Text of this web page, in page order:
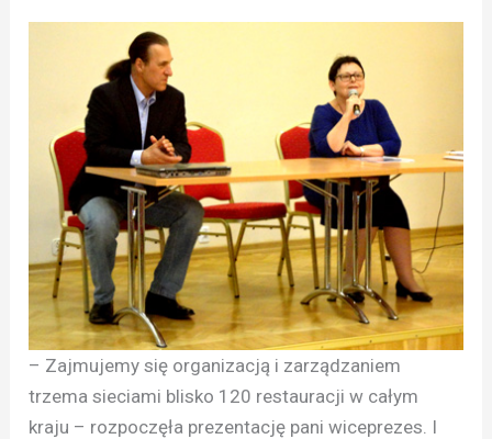
– Zajmujemy się organizacją i zarządzaniem
trzema sieciami blisko 120 restauracji w całym
kraju – rozpoczęła prezentację pani wiceprezes. I